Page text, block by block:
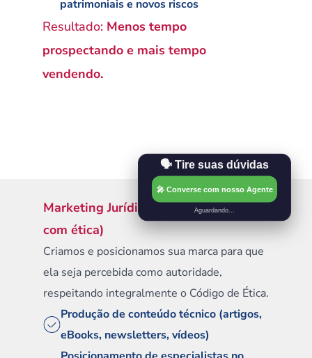
Marketing Jurídico Estratégico (sempre
com ética)
Criamos e posicionamos sua marca para que
ela seja percebida como autoridade,
respeitando integralmente o Código de Ética.
Produção de conteúdo técnico (artigos,
eBooks, newsletters, vídeos)
patrimoniais e novos riscos
Resultado: Menos tempo
prospectando e mais tempo
vendendo.
🗣️ Tire suas dúvidas
🎤 Converse com nosso Agente
Aguardando...